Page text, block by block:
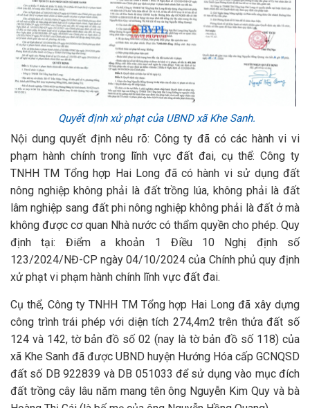
Quyết định xử phạt của UBND xã Khe Sanh.
Nội dung quyết định nêu rõ: Công ty đã có các hành vi vi
phạm hành chính trong lĩnh vực đất đai, cụ thể: Công ty
TNHH TM Tổng hợp Hai Long đã có hành vi sử dụng đất
nông nghiệp không phải là đất trồng lúa, không phải là đất
lâm nghiệp sang đất phi nông nghiệp không phải là đất ở mà
không được cơ quan Nhà nước có thẩm quyền cho phép. Quy
định tại: Điểm a khoản 1 Điều 10 Nghị định số
123/2024/NĐ-CP ngày 04/10/2024 của Chính phủ quy định
xử phạt vi phạm hành chính lĩnh vực đất đai.
Cụ thể, Công ty TNHH TM Tổng hợp Hai Long đã xây dựng
công trình trái phép với diện tích 274,4m2 trên thửa đất số
124 và 142, tờ bản đồ số 02 (nay là tờ bản đồ số 118) của
xã Khe Sanh đã được UBND huyện Hướng Hóa cấp GCNQSD
đất số DB 922839 và DB 051033 để sử dụng vào mục đích
đất trồng cây lâu năm mang tên ông Nguyễn Kim Quy và bà